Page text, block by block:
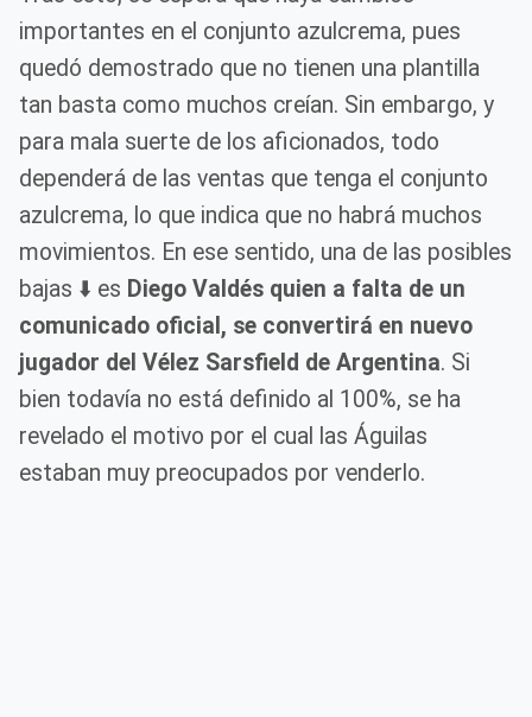
importantes en el conjunto azulcrema, pues
quedó demostrado que no tienen una plantilla
tan basta como muchos creían. Sin embargo, y
para mala suerte de los aficionados, todo
dependerá de las ventas que tenga el conjunto
azulcrema, lo que indica que no habrá muchos
movimientos. En ese sentido, una de las posibles
bajas ⬇️ es Diego Valdés quien a falta de un
comunicado oficial, se convertirá en nuevo
jugador del Vélez Sarsfield de Argentina. Si
bien todavía no está definido al 100%, se ha
revelado el motivo por el cual las Águilas
estaban muy preocupados por venderlo.